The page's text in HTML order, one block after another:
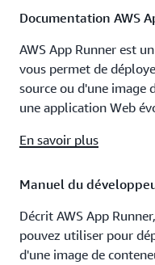
Documentation AWS
AWS App Runner est
vous permet de
source ou d'une image
une application Web
En savoir plus
Manuel du
Décrit AWS App
pouvez utiliser pour
d'une image de